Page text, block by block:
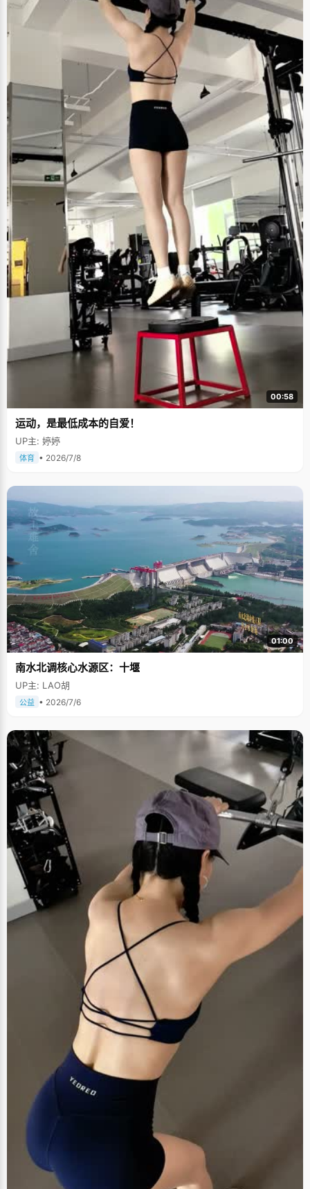
00:58
运动，是最低成本的自爱！
UP主: 婷婷
体育 • 2026/7/8
01:00
南水北调核心水源区：十堰
UP主: LAO胡
公益 • 2026/7/6